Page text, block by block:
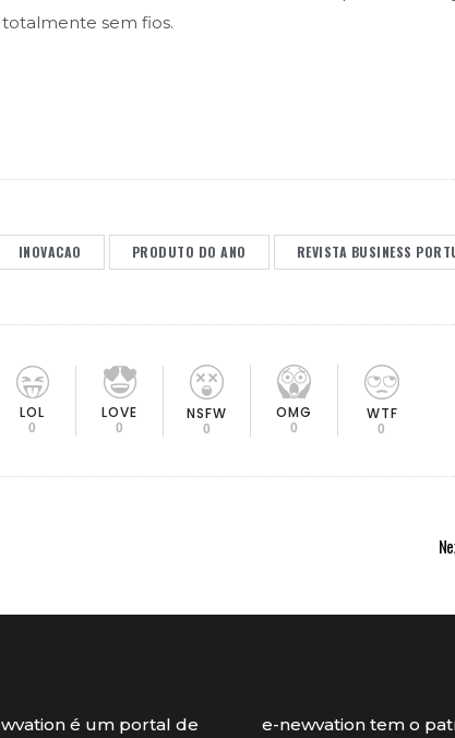
sem fios.
INOVACAO PRODUTO DO ANO REVISTA BUSINESS
LOL
0
LOVE
0
NSFW
0
OMG
0
WTF
0
é um portal de e-newvation tem o